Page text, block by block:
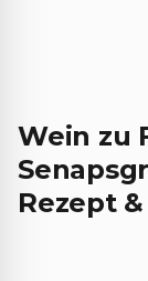
Wein zu
Rezept